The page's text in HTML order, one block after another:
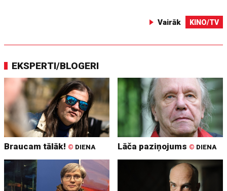
Vairāk KINO/TV
EKSPERTI/BLOGERI
Braucam tālāk! © DIENA Lāča paziņojums © DIENA